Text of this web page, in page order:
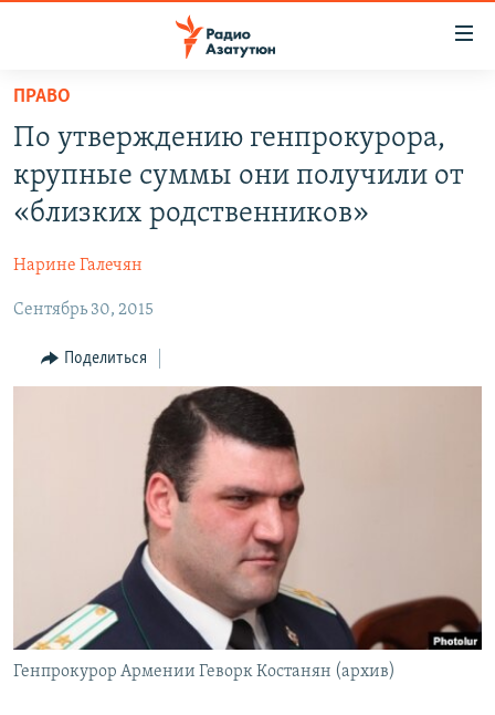
Перейти
основному
содержанию
Перейти
основной
навигации
Перейти
поиску
НОВОСТИ
ПОЛИТИКА
ЭКОНОМИКА
РЕГИОН
НАГОРНЫЙ КАРАБАХ
Русский
Все сайты Радио Азатутюн
ПРАВО
По утверждению генпрокурора,
крупные суммы они получили от
«близких родственников»
Нарине Галечян
Сентябрь 30, 2015
Поделиться
Генпрокурор Армении Геворк Костанян (архив)